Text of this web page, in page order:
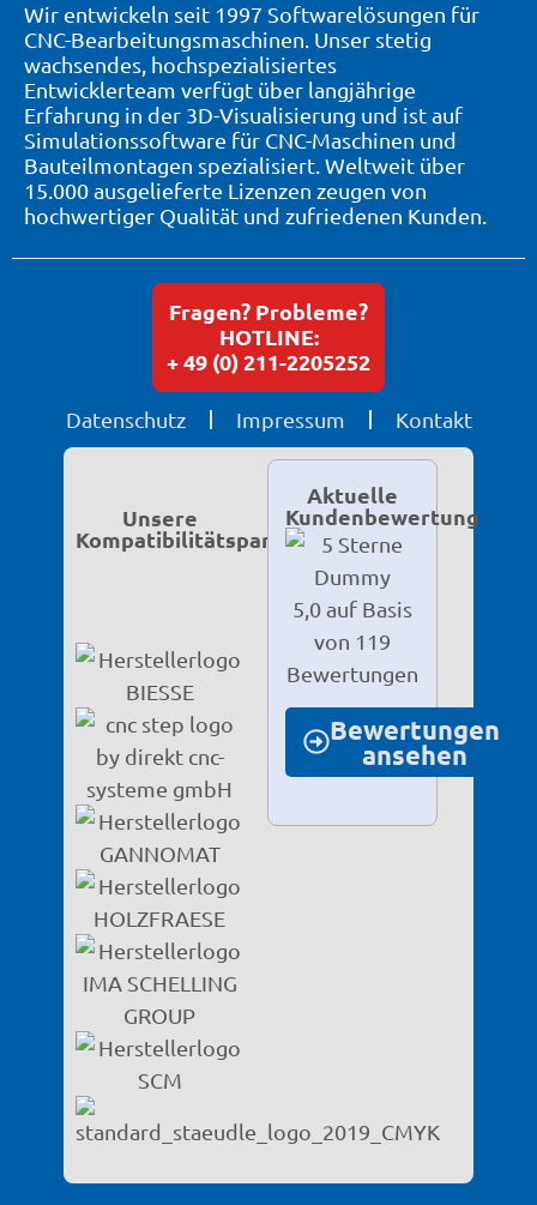
Wir entwickeln seit 1997 Softwarelösungen für
CNC-Bearbeitungsmaschinen. Unser stetig
wachsendes, hochspezialisiertes
Entwicklerteam verfügt über langjährige
Erfahrung in der 3D-Visualisierung und ist auf
Simulationssoftware für CNC-Maschinen und
Bauteilmontagen spezialisiert. Weltweit über
15.000 ausgelieferte Lizenzen zeugen von
hochwertiger Qualität und zufriedenen Kunden.
Datenschutz Impressum Kontakt
Fragen? Probleme?
HOTLINE:
+ 49 (0) 211-2205252
Unsere
Kompatibilitätspartner
Aktuelle
Kundenbewertung
5,0 auf Basis
von 119
Bewertungen
Bewertungen
ansehen